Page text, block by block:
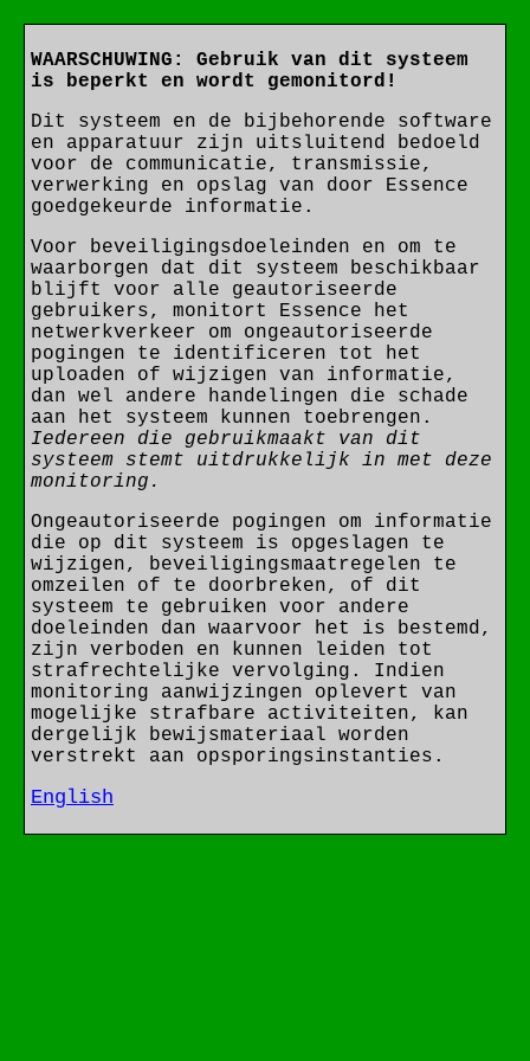
WAARSCHUWING: Gebruik van dit systeem
is beperkt en wordt gemonitord!
Dit systeem en de bijbehorende software
en apparatuur zijn uitsluitend bedoeld
voor de communicatie, transmissie,
verwerking en opslag van door Essence
goedgekeurde informatie.
Voor beveiligingsdoeleinden en om te
waarborgen dat dit systeem beschikbaar
blijft voor alle geautoriseerde
gebruikers, monitort Essence het
netwerkverkeer om ongeautoriseerde
pogingen te identificeren tot het
uploaden of wijzigen van informatie,
dan wel andere handelingen die schade
aan het systeem kunnen toebrengen.
Iedereen die gebruikmaakt van dit
systeem stemt uitdrukkelijk in met deze
monitoring.
Ongeautoriseerde pogingen om informatie
die op dit systeem is opgeslagen te
wijzigen, beveiligingsmaatregelen te
omzeilen of te doorbreken, of dit
systeem te gebruiken voor andere
doeleinden dan waarvoor het is bestemd,
zijn verboden en kunnen leiden tot
strafrechtelijke vervolging. Indien
monitoring aanwijzingen oplevert van
mogelijke strafbare activiteiten, kan
dergelijk bewijsmateriaal worden
verstrekt aan opsporingsinstanties.
English